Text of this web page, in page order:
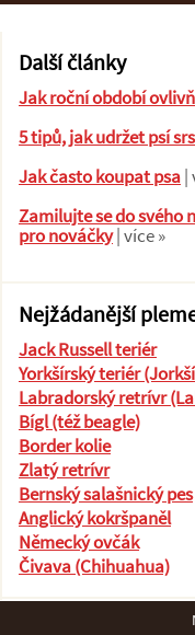
Další články
Jak roční období
5 tipů, jak udržet psí
Jak často koupat psa|
Zamilujte se do svého
pro nováčky| více »
Nejžádanější
Jack Russell teriér
Yorkšírský teriér
Labradorský retrívr
Bígl (též beagle)
Border kolie
Zlatý retrívr
Bernský salašnický pes
Anglický kokršpaněl
Německý ovčák
Čivava (Chihuahua)